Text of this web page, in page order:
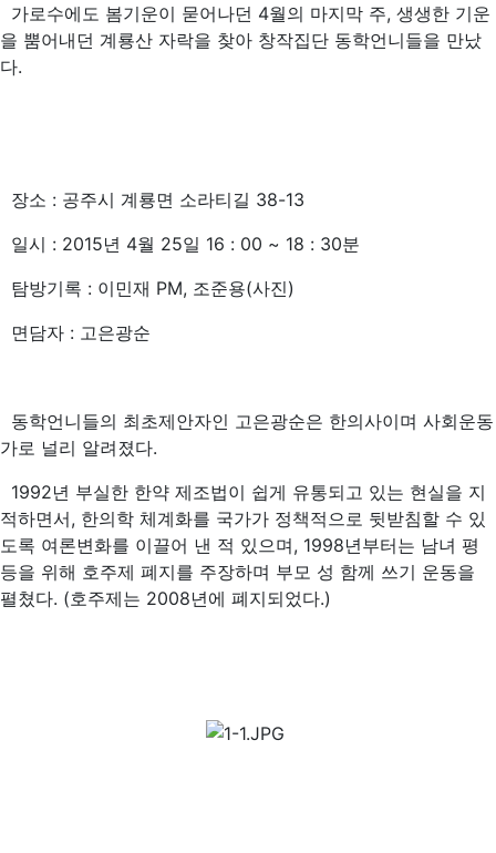
가로수에도 봄기운이 묻어나던 4월의 마지막 주, 생생한 기운
을 뿜어내던 계룡산 자락을 찾아 창작집단 동학언니들을 만났
다.
장소 : 공주시 계룡면 소라티길 38-13
일시 : 2015년 4월 25일 16 : 00 ~ 18 : 30분
탐방기록 : 이민재 PM, 조준용(사진)
면담자 : 고은광순
동학언니들의 최초제안자인 고은광순은 한의사이며 사회운동
가로 널리 알려졌다.
1992년 부실한 한약 제조법이 쉽게 유통되고 있는 현실을 지
적하면서, 한의학 체계화를 국가가 정책적으로 뒷받침할 수 있
도록 여론변화를 이끌어 낸 적 있으며, 1998년부터는 남녀 평
등을 위해 호주제 폐지를 주장하며 부모 성 함께 쓰기 운동을
펼쳤다. (호주제는 2008년에 폐지되었다.)